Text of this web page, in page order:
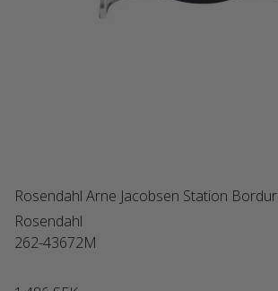
Rosendahl Arne Jacobsen Station Bordur
Rosendahl
262-43672M